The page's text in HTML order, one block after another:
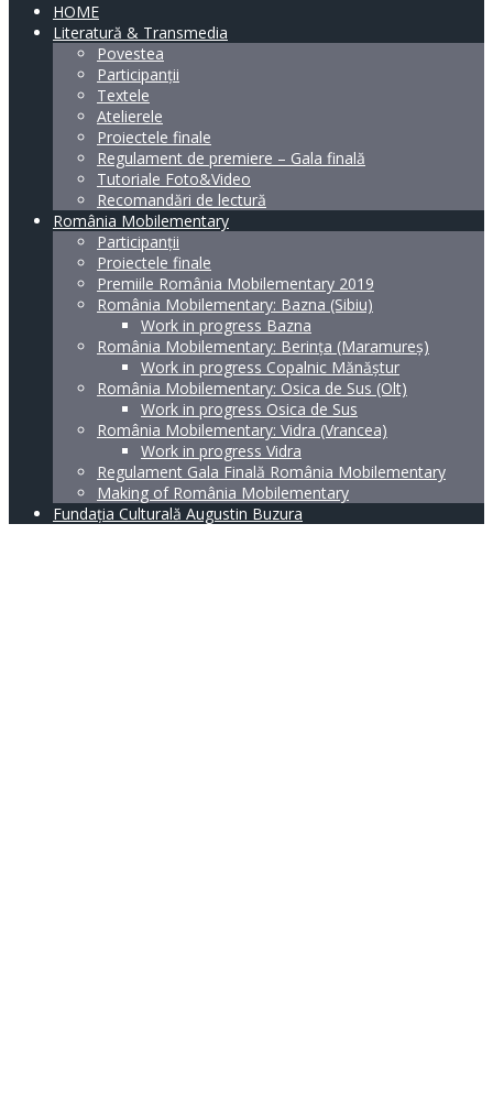
HOME
Literatură & Transmedia
Povestea
Participanții
Textele
Atelierele
Proiectele finale
Regulament de premiere – Gala finală
Tutoriale Foto&Video
Recomandări de lectură
România Mobilementary
Participanții
Proiectele finale
Premiile România Mobilementary 2019
România Mobilementary: Bazna (Sibiu)
Work in progress Bazna
România Mobilementary: Berința (Maramureș)
Work in progress Copalnic Mănăștur
România Mobilementary: Osica de Sus (Olt)
Work in progress Osica de Sus
România Mobilementary: Vidra (Vrancea)
Work in progress Vidra
Regulament Gala Finală România Mobilementary
Making of România Mobilementary
Fundația Culturală Augustin Buzura